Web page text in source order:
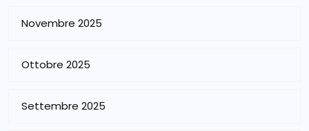
Novembre 2025
Ottobre 2025
Settembre 2025